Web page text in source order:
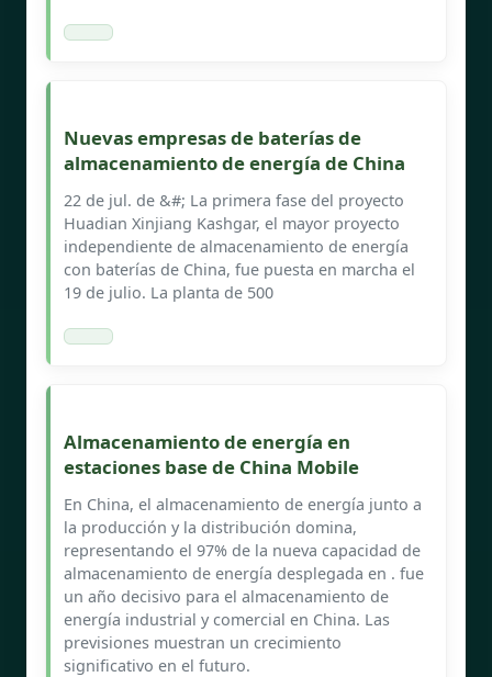
Nuevas empresas de baterías de
almacenamiento de energía de China
22 de jul. de &#; La primera fase del proyecto
Huadian Xinjiang Kashgar, el mayor proyecto
independiente de almacenamiento de energía
con baterías de China, fue puesta en marcha el
19 de julio. La planta de 500
Almacenamiento de energía en
estaciones base de China Mobile
En China, el almacenamiento de energía junto a
la producción y la distribución domina,
representando el 97% de la nueva capacidad de
almacenamiento de energía desplegada en . fue
un año decisivo para el almacenamiento de
energía industrial y comercial en China. Las
previsiones muestran un crecimiento
significativo en el futuro.